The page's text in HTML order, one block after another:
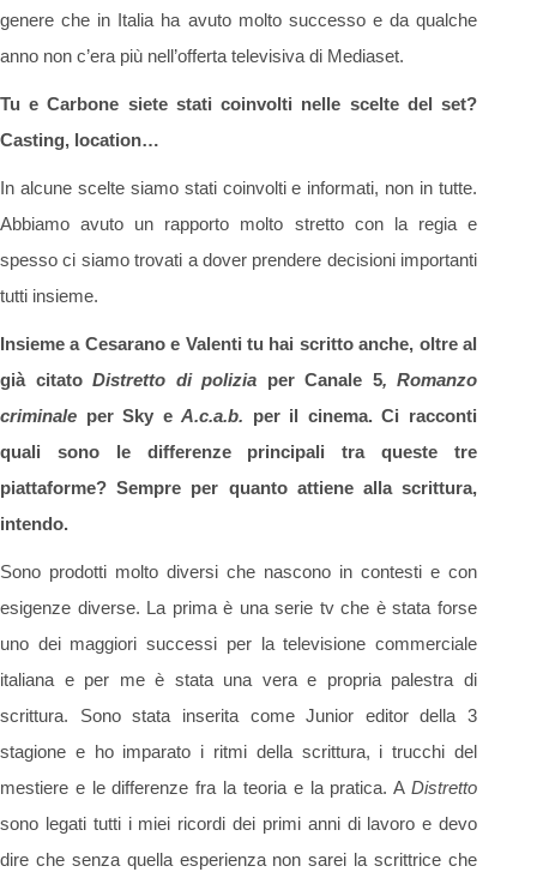
genere che in Italia ha avuto molto successo e da qualche
anno non c’era più nell’offerta televisiva di Mediaset.
Tu e Carbone siete stati coinvolti nelle scelte del set?
Casting, location…
In alcune scelte siamo stati coinvolti e informati, non in tutte.
Abbiamo avuto un rapporto molto stretto con la regia e
spesso ci siamo trovati a dover prendere decisioni importanti
tutti insieme.
Insieme a Cesarano e Valenti tu hai scritto anche, oltre al
già citato Distretto di polizia per Canale 5, Romanzo
criminale per Sky eA.c.a.b. per il cinema. Ci racconti
quali sono le differenze principali tra queste tre
piattaforme? Sempre per quanto attiene alla scrittura,
intendo.
Sono prodotti molto diversi che nascono in contesti e con
esigenze diverse. La prima è una serie tv che è stata forse
uno dei maggiori successi per la televisione commerciale
italiana e per me è stata una vera e propria palestra di
scrittura. Sono stata inserita come Junior editor della 3
stagione e ho imparato i ritmi della scrittura, i trucchi del
mestiere e le differenze fra la teoria e la pratica. A Distretto
sono legati tutti i miei ricordi dei primi anni di lavoro e devo
dire che senza quella esperienza non sarei la scrittrice che